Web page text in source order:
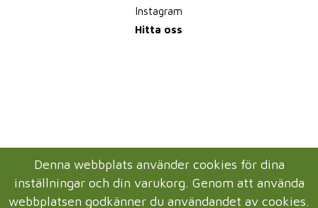
Instagram
Hitta oss
Denna webbplats använder cookies för dina
inställningar och din varukorg. Genom att använda
webbplatsen godkänner du användandet av cookies.